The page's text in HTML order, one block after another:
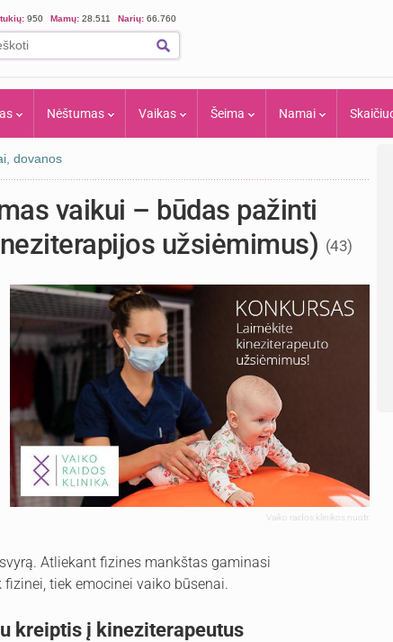
950 Mamų: 28.511 Narių: 66.760
Nėštumas Vaikas Šeima Namai
dovanos
vaikui – būdas pažinti
užsiėmimus) (43)
Vaiko raidos klinikos nuotr.
Atliekant fizines mankštas gaminasi
tiek emocinei vaiko būsenai.
kreiptis į kineziterapeutus